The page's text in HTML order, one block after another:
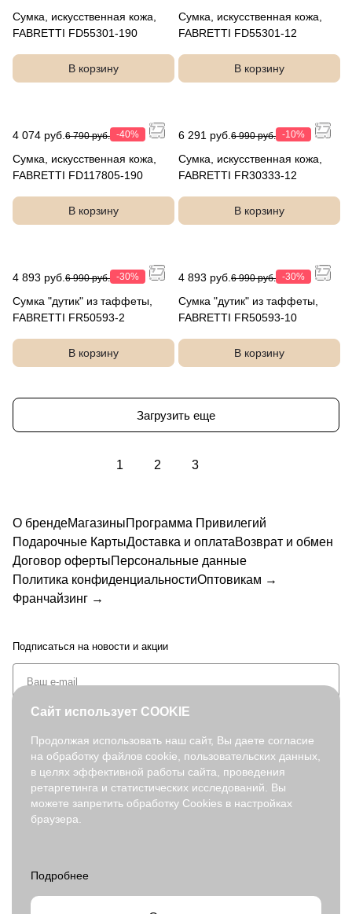
Сумка, искусственная кожа,
FABRETTI FD55301-190
В корзину
Сумка, искусственная кожа,
FABRETTI FD55301-12
В корзину
4 074 руб. 6 790 руб. -40%
Сумка, искусственная кожа,
FABRETTI FD117805-190
В корзину
6 291 руб. 6 990 руб. -10%
Сумка, искусственная кожа,
FABRETTI FR30333-12
В корзину
4 893 руб. 6 990 руб. -30%
Сумка "дутик" из таффеты,
FABRETTI FR50593-2
В корзину
4 893 руб. 6 990 руб. -30%
Сумка "дутик" из таффеты,
FABRETTI FR50593-10
В корзину
Загрузить еще
1 2 3
О брендеМагазиныПрограмма Привилегий
Подарочные КартыДоставка и оплатаВозврат и обмен
Договор офертыПерсональные данные
Политика конфиденциальностиОптовикам →
Франчайзинг →
Подписаться на новости и акции
+7 (495) 127-08-52
order@fabretti.ru
© 2026. fabretti.ru. Все права защищены
Все ресурсы сайта www.fabretti.ru, включая (но не ограничиваясь)
текстовую, графическую, фотографическую и видео информацию,
Сайт использует COOKIE
Продолжая использовать наш сайт, Вы даете согласие
на обработку файлов cookie, пользовательских данных,
в целях эффективной работы сайта, проведения
ретаргетинга и статистических исследований. Вы
можете запретить обработку Cookies в настройках
браузера.